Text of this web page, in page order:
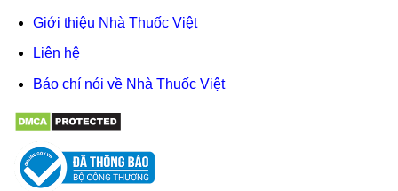
Giới thiệu Nhà Thuốc Việt
Liên hệ
Báo chí nói về Nhà Thuốc Việt